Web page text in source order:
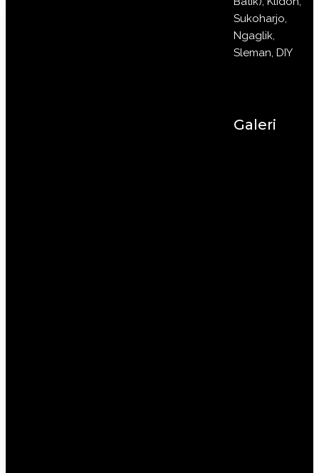
Sukoharjo,
Ngaglik,
Sleman, DIY
Galeri